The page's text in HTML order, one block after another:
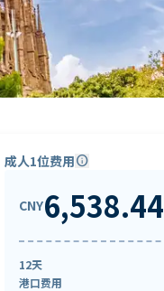
成人1位费用info
CNY6,538.44
12天
港口费用